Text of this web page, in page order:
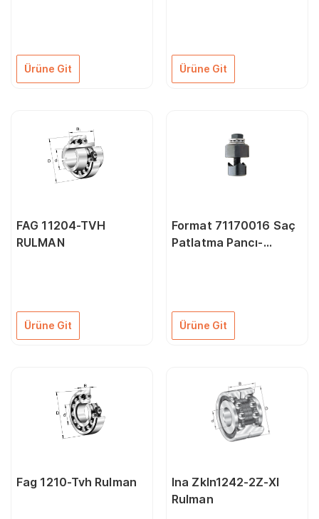
Ürüne Git Ürüne Git
FAG 11204-TVH
RULMAN
Ürüne Git
Format 71170016 Saç
Patlatma Pancı-
Ürüne Git
Fag 1210-Tvh Rulman
Ina Zkln1242-2Z-Xl
Rulman